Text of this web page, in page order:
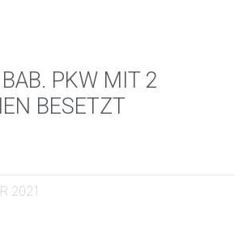
PKW MIT 2
BESETZT
2021